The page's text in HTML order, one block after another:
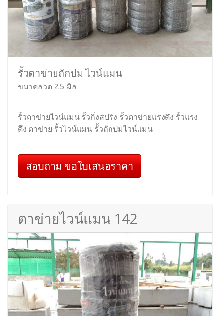
รั้วตาข่ายถักปม ไวน์แมน
ขนาดลวด 2.5 มิล
รั้วตาข่ายไวน์แมน รั้วกึ่งสปริง รั้วตาข่ายแรงดึง รั้วแรง
ดึง ตาข่าย รั้วไวน์แมน รั้วถักปมไวน์แมน
สอบถาม ขอใบเสนอราคา
ตาข่ายไวน์แมน 142